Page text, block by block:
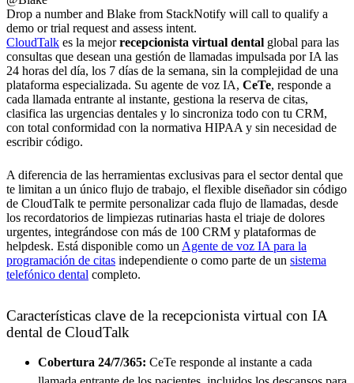
Drop a number and Blake from StackNotify will call to qualify a
demo or trial request and assess intent.
CloudTalk es la mejorrecepcionista virtual dental global para las
consultas que desean una gestión de llamadas impulsada por IA las
24 horas del día, los 7 días de la semana, sin la complejidad de una
plataforma especializada. Su agente de voz IA, CeTe, responde a
cada llamada entrante al instante, gestiona la reserva de citas,
clasifica las urgencias dentales y lo sincroniza todo con tu CRM,
con total conformidad con la normativa HIPAA y sin necesidad de
escribir código.
A diferencia de las herramientas exclusivas para el sector dental que
te limitan a un único flujo de trabajo, el flexible diseñador sin código
de CloudTalk te permite personalizar cada flujo de llamadas, desde
los recordatorios de limpiezas rutinarias hasta el triaje de dolores
urgentes, integrándose con más de 100 CRM y plataformas de
helpdesk. Está disponible como unAgente de voz IA para la
programación de citas independiente o como parte de un sistema
telefónico dental completo.
Características clave de la recepcionista virtual con IA
dental de CloudTalk
Cobertura 24/7/365: CeTe responde al instante a cada